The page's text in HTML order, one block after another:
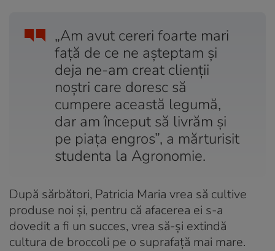
„Am avut cereri foarte mari
faţă de ce ne aşteptam şi
deja ne-am creat clienţii
noştri care doresc să
cumpere această legumă,
dar am început să livrăm şi
pe piaţa engros”, a mărturisit
studenta la Agronomie.
După sărbători, Patricia Maria vrea să cultive
produse noi și, pentru că afacerea ei s-a
dovedit a fi un succes, vrea să-și extindă
cultura de broccoli pe o suprafață mai mare.